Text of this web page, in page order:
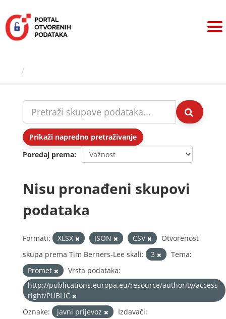
sadržaj
Prikaži napredno pretraživanje
Poredaj prema
Nisu pronađeni skupovi
podataka
Formati: XLSX JSON CSV
Otvorenost
skupa prema Tim Berners-Lee skali:
3
Tema:
Promet
Vrsta podataka:
http://publications.europa.eu/resource/authority/access-
right/PUBLIC
Oznake:
javni prijevoz
Izdavači: